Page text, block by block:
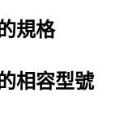
規格
相容型號